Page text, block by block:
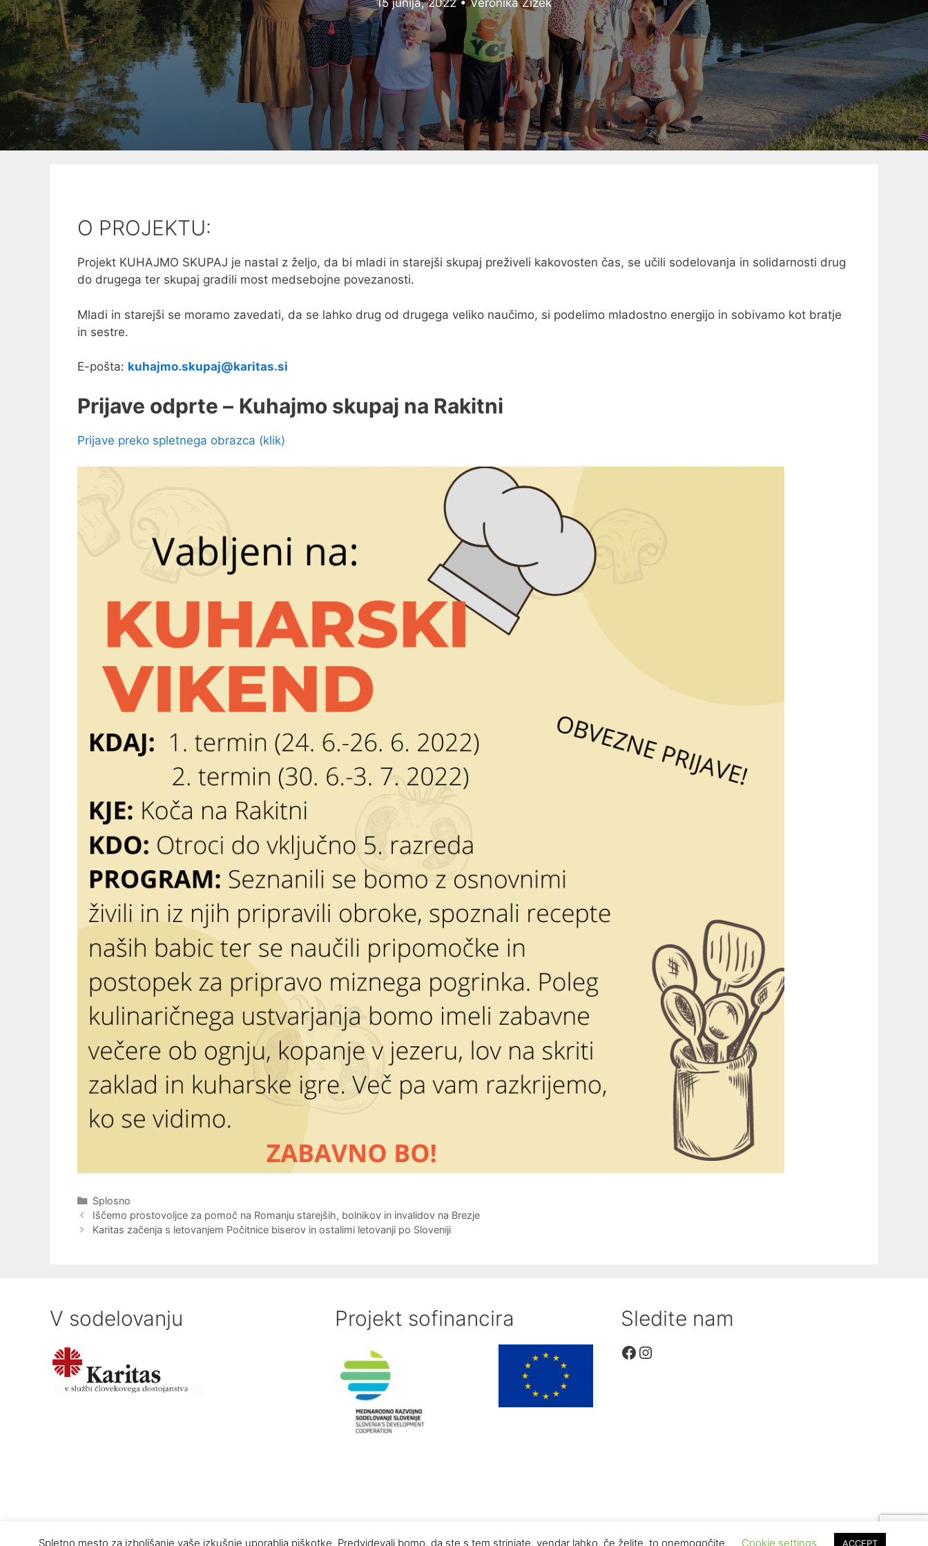
O PROJEKTU:
Projekt KUHAJMO SKUPAJ je nastal z željo, da bi mladi in starejši skupaj preživeli kakovosten čas, se učili sodelovanja in solidarnosti drug
do drugega ter skupaj gradili most medsebojne povezanosti.
Mladi in starejši se moramo zavedati, da se lahko drug od drugega veliko naučimo, si podelimo mladostno energijo in sobivamo kot bratje
in sestre.
E-pošta: kuhajmo.skupaj@karitas.si
Prijave odprte – Kuhajmo skupaj na Rakitni
Prijave preko spletnega obrazca (klik)
Categories
Splosno
Iščemo prostovoljce za pomoč na Romanju starejših, bolnikov in invalidov na Brezje
Karitas začenja s letovanjem Počitnice biserov in ostalimi letovanji po Sloveniji
V sodelovanju Projekt sofinancira Sledite nam
Facebook
Instagram
Spletno mesto za izboljšanje vaše izkušnje uporablja piškotke. Predvidevali bomo, da ste s tem strinjate, vendar lahko, če želite, to onemogočite. Cookie settings ACCEPT